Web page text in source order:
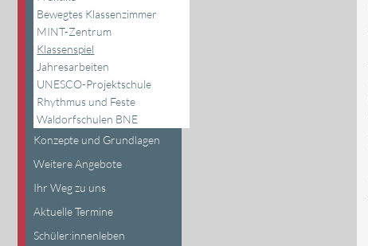
Bewegtes Klassenzimmer
MINT-Zentrum
Klassenspiel
Jahresarbeiten
UNESCO-Projektschule
Rhythmus und Feste
Waldorfschulen BNE
Konzepte und Grundlagen
Weitere Angebote
Ihr Weg zu uns
Aktuelle Termine
Schüler:innenleben